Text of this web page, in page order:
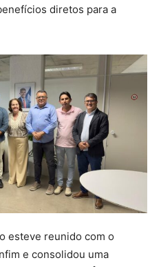
diretos para a
esteve reunido com o
e consolidou uma